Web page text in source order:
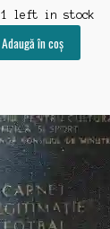
1 left in stock
Adaugă în coș